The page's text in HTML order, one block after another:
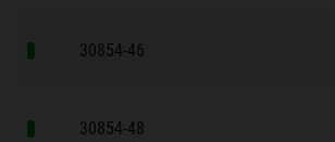
30854-46
30854-48